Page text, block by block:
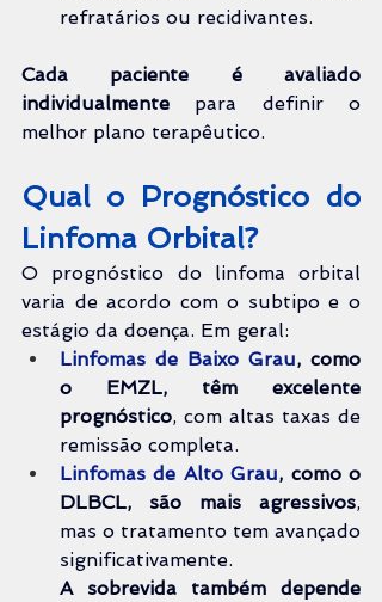
refratários ou recidivantes.
Cada paciente é avaliado
individualmente para definir o
melhor plano terapêutico.
Qual o Prognóstico do
Linfoma Orbital?
O prognóstico do linfoma orbital
varia de acordo com o subtipo e o
estágio da doença. Em geral:
Linfomas de Baixo Grau, como
o EMZL, têm excelente
prognóstico, com altas taxas de
remissão completa.
Linfomas de Alto Grau, como o
DLBCL, são mais agressivos,
mas o tratamento tem avançado
significativamente.
A sobrevida também depende